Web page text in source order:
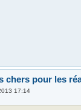
chers pour les
17:14